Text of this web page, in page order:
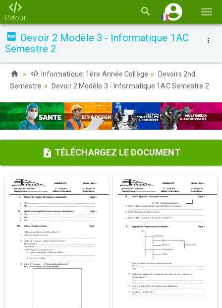
la
Retour
Devoir 2 Modèle 3 - Informatique 1AC
Semestre 2
Informatique: 1ère Année Collège
Devoirs 2nd
Semestre
Devoir 2 Modèle 3 - Informatique 1AC Semestre 2
TÉLÉCHARGEZ LE DOCUMENT